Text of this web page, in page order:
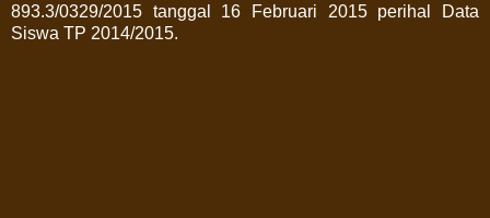
893.3/0329/2015 tanggal 16 Februari 2015 perihal Data
Siswa TP 2014/2015.